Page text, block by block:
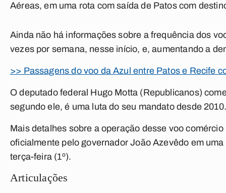
Aéreas, em uma rota com saída de Patos com
Ainda não há informações sobre a frequência dos
vezes por semana, nesse início, e, aumentando a
>> Passagens do voo da Azul entre Patos e Recife
O deputado federal Hugo Motta (Republicanos)
segundo ele, é uma luta do seu mandato desde 2010.
Mais detalhes sobre a operação desse voo
oficialmente pelo governador João Azevêdo em
terça-feira (1º).
Articulações